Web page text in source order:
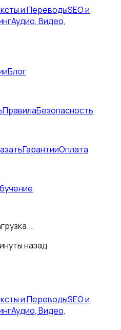
и ПереводыSEO и
Аудио, Видео,
Блог
ПравилаБезопасность
ГарантииОплата
назад
и ПереводыSEO и
Аудио, Видео,